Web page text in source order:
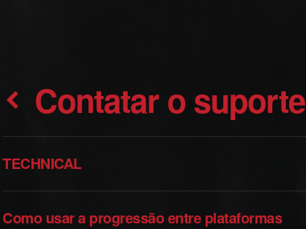
Contatar o suporte
TECHNICAL
Como usar a progressão entre plataformas